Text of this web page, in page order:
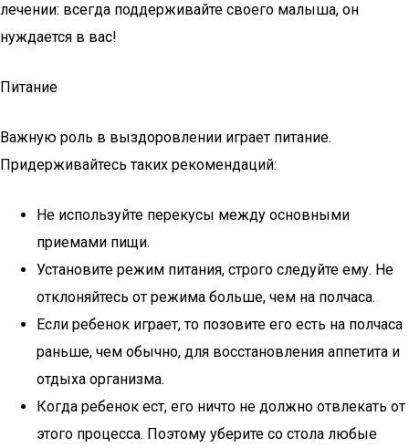
лечении: всегда поддерживайте своего малыша, он
нуждается в вас!
Питание
Важную роль в выздоровлении играет питание.
Придерживайтесь таких рекомендаций:
Не используйте перекусы между основными
приемами пищи.
Установите режим питания, строго следуйте ему. Не
отклоняйтесь от режима больше, чем на полчаса.
Если ребенок играет, то позовите его есть на полчаса
раньше, чем обычно, для восстановления аппетита и
отдыха организма.
Когда ребенок ест, его ничто не должно отвлекать от
этого процесса. Поэтому уберите со стола любые